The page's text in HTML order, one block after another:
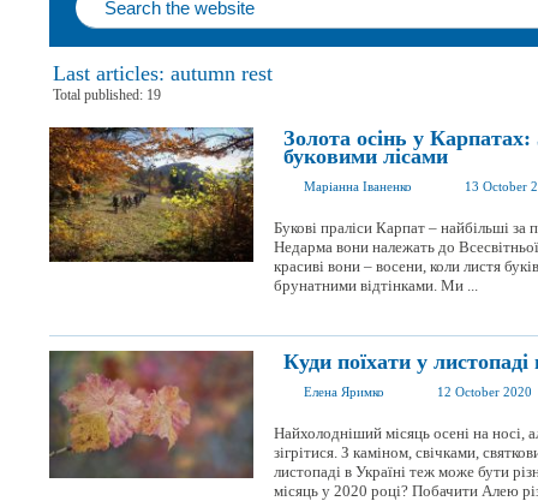
Last articles: autumn rest
Total published: 19
Золота осінь у
буковими лісами
Маріанна Іваненко 13 October
Букові праліси Карпат – найбільші
Недарма вони належать до
красиві вони – восени, коли листя
брунатними відтінками. Ми ...
Куди поїхати у листопаді
Елена Яримко 12 October 2020
Найхолодніший місяць осені на носі,
зігрітися. З каміном, свічками,
листопаді в Україні теж може бути
місяць у 2020 році? Побачити Алею